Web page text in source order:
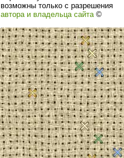
возможны только с разрешения
автора и владельца сайта©